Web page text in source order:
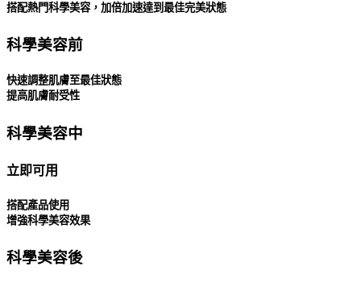
搭配熱門科學美容，加倍加速達到最佳完美狀態
科學美容前
快速調整肌膚至最佳狀態
提高肌膚耐受性
科學美容中
立即可用
搭配產品使用
增強科學美容效果
科學美容後